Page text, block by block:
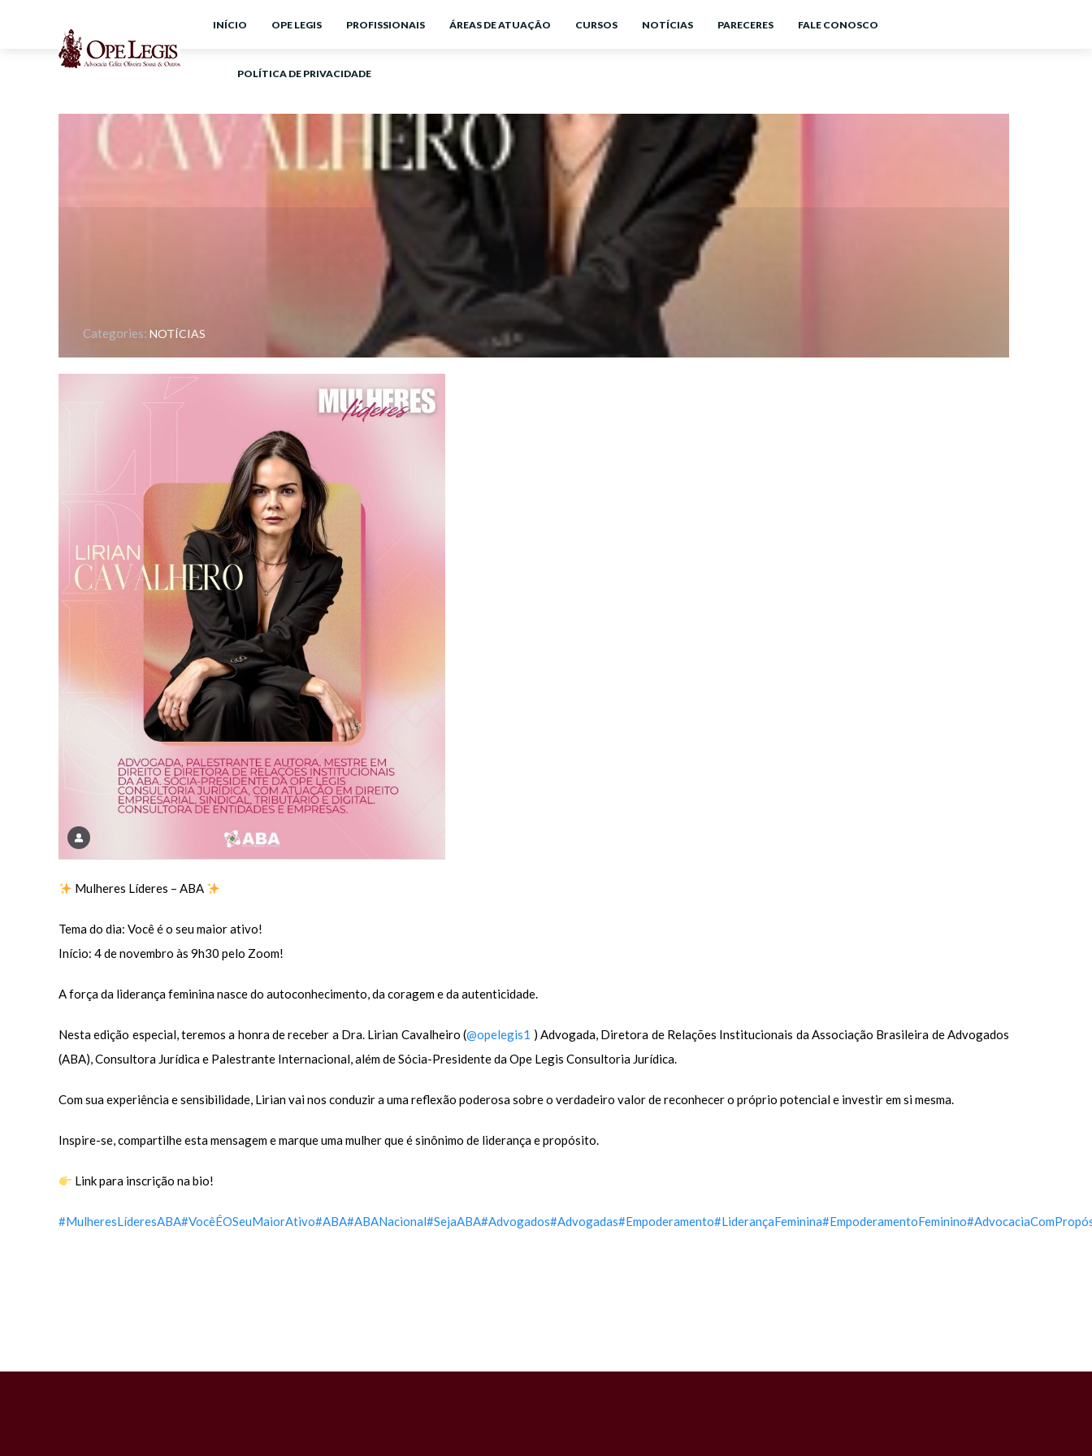
INÍCIO OPE LEGIS PROFISSIONAIS ÁREAS DE ATUAÇÃO CURSOS NOTÍCIAS PARECERES FALE CONOSCO
POLÍTICA DE PRIVACIDADE
Categories: NOTÍCIAS
Mulheres Líderes – ABA
Tema do dia: Você é o seu maior ativo!
Início: 4 de novembro às 9h30 pelo Zoom!
A força da liderança feminina nasce do autoconhecimento, da coragem e da autenticidade.
Nesta edição especial, teremos a honra de receber a Dra. Lirian Cavalheiro (@opelegis1 ) Advogada, Diretora de Relações Institucionais da Associação Brasileira de Advogados
(ABA), Consultora Jurídica e Palestrante Internacional, além de Sócia-Presidente da Ope Legis Consultoria Jurídica.
Com sua experiência e sensibilidade, Lirian vai nos conduzir a uma reflexão poderosa sobre o verdadeiro valor de reconhecer o próprio potencial e investir em si mesma.
Inspire-se, compartilhe esta mensagem e marque uma mulher que é sinônimo de liderança e propósito.
Link para inscrição na bio!
#MulheresLíderesABA#VocêÉOSeuMaiorAtivo#ABA#ABANacional#SejaABA#Advogados#Advogadas#Empoderamento#LiderançaFeminina#EmpoderamentoFeminino